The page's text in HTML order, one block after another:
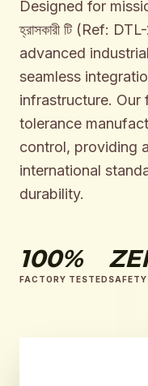
Designed for
হ্রাসকারী টি (Ref:
advanced
seamless
infrastructure. Our
tolerance
control, providing
international
durability.
100%
FACTORY TESTED